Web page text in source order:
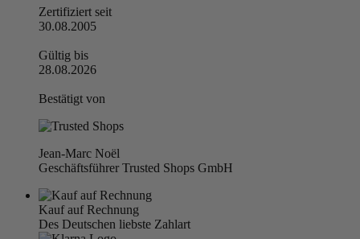
Zertifiziert seit
30.08.2005
Gültig bis
28.08.2026
Bestätigt von
Jean-Marc Noël
Geschäftsführer Trusted Shops GmbH
Kauf auf Rechnung
Des Deutschen liebste Zahlart